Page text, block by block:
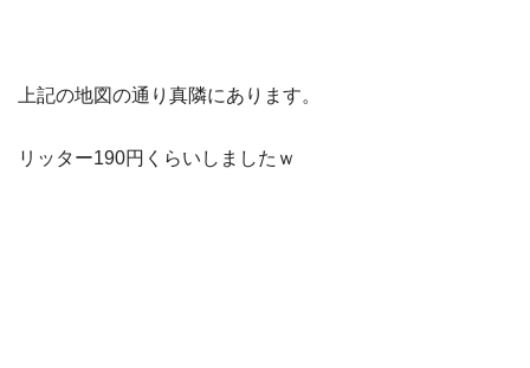
上記の地図の通り真隣にあります。
リッター190円くらいしましたｗ